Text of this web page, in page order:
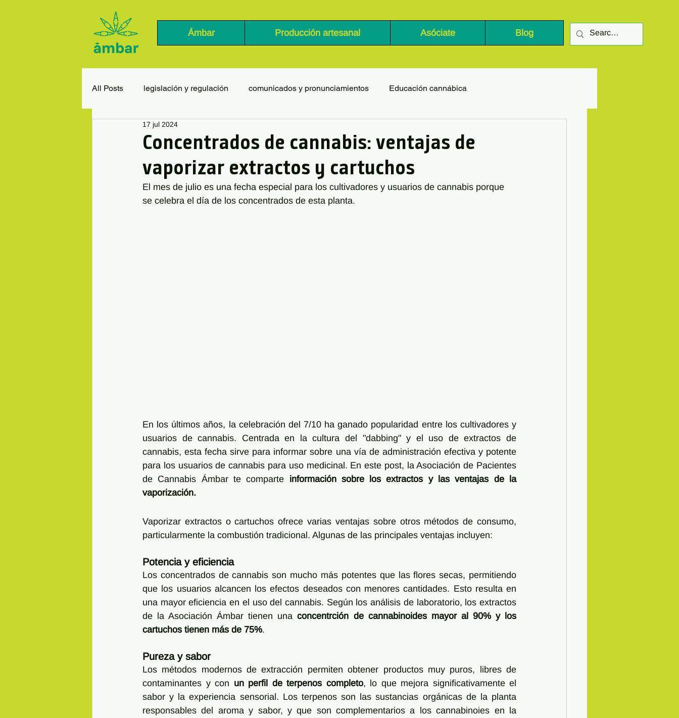
Ámbar Producción artesanal Asóciate Blog
All Posts legislación y regulación comunicados y pronunciamientos Educación cannábica
Concentrados de cannabis: ventajas de
vaporizar extractos y cartuchos
17 jul 2024
El mes de julio es una fecha especial para los cultivadores y usuarios de cannabis porque
se celebra el día de los concentrados de esta planta.
En los últimos años, la celebración del 7/10 ha ganado popularidad entre los cultivadores y
usuarios de cannabis. Centrada en la cultura del "dabbing" y el uso de extractos de
cannabis, esta fecha sirve para informar sobre una vía de administración efectiva y potente
para los usuarios de cannabis para uso medicinal. En este post, la Asociación de Pacientes
de Cannabis Ámbar te comparte información sobre los extractos y las ventajas de la
vaporización.
Vaporizar extractos o cartuchos ofrece varias ventajas sobre otros métodos de consumo,
particularmente la combustión tradicional. Algunas de las principales ventajas incluyen:
Potencia y eficiencia
Los concentrados de cannabis son mucho más potentes que las flores secas, permitiendo
que los usuarios alcancen los efectos deseados con menores cantidades. Esto resulta en
una mayor eficiencia en el uso del cannabis. Según los análisis de laboratorio, los extractos
de la Asociación Ámbar tienen una concentrción de cannabinoides mayor al 90% y los
cartuchos tienen más de 75%.
Pureza y sabor
Los métodos modernos de extracción permiten obtener productos muy puros, libres de
contaminantes y con un perfil de terpenos completo, lo que mejora significativamente el
sabor y la experiencia sensorial. Los terpenos son las sustancias orgánicas de la planta
responsables del aroma y sabor, y que son complementarios a los cannabinoies en la